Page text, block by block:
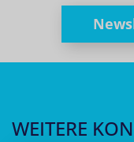
WEITERE